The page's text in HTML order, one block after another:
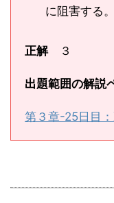
に阻害する。
正解３
出題範囲の解説
第３章-25日目